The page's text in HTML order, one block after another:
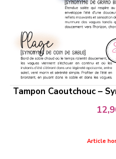
Tampon Caoutchouc –
Article